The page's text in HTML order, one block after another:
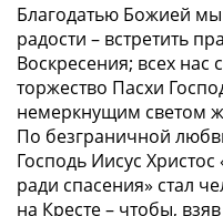
Благодатью Божией
радости – встретить
Воскресения; всех нас
торжество Пасхи
немеркнущим светом
По безграничной
Господь Иисус Христос
ради спасения» стал
на Кресте – чтобы,